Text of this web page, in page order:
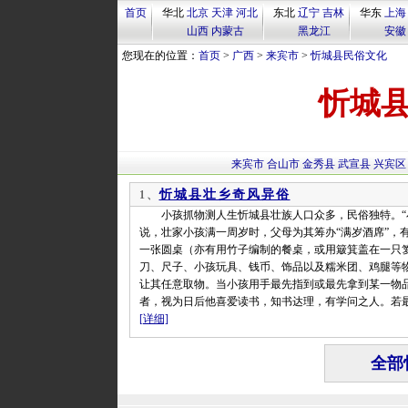
首页 华北 北京 天津 河北
山西 内蒙古
东北 辽宁 吉林
黑龙江
华东 上海
安徽
您现在的位置： 首页> 广西> 来宾市>忻城县民俗文化
忻城
来宾市 合山市 金秀县 武宣县 兴宾区
1、忻城县壮乡奇风异俗
小孩抓物测人生忻城县壮族人口众多，民俗独特。“
说，壮家小孩满一周岁时，父母为其筹办“满岁酒席”
一张圆桌（亦有用竹子编制的餐桌，或用簸箕盖在一
刀、尺子、小孩玩具、钱币、饰品以及糯米团、鸡腿
让其任意取物。当小孩用手最先指到或最先拿到某一
者，视为日后他喜爱读书，知书达理，有学问之人。
[详细]
全部